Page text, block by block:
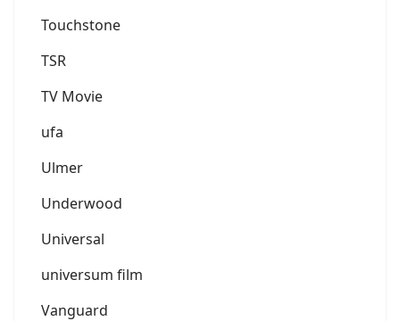
Touchstone
TSR
TV Movie
ufa
Ulmer
Underwood
Universal
universum film
Vanguard